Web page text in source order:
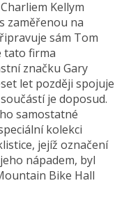
Kellym
zaměřenou na
sám Tom
tato firma
značku Gary
let později spojuje
je doposud.
samostatné
kolekci
jejíž označení
nápadem, byl
Bike Hall